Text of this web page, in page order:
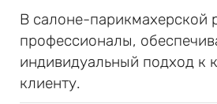
В салоне-парикмахерской
профессионалы,
индивидуальный подход к
клиенту.